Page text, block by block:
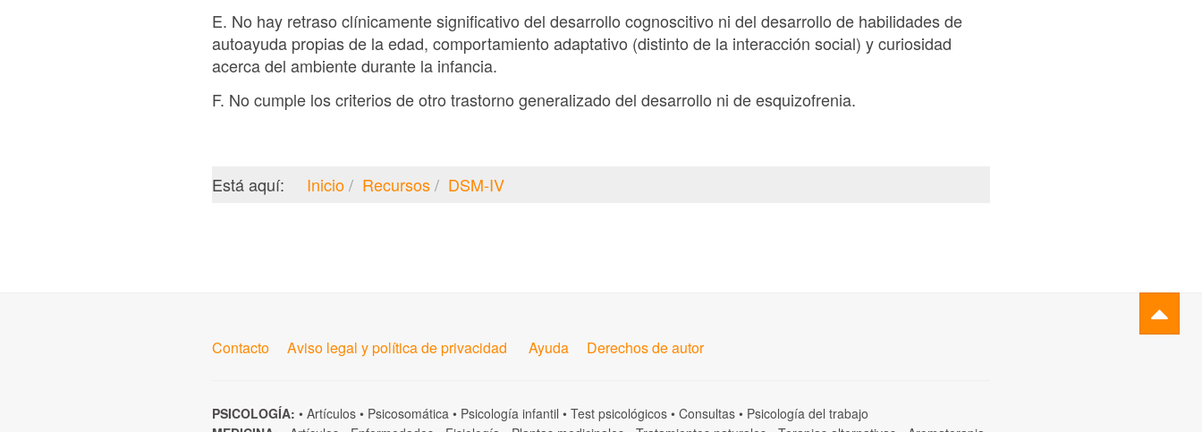
E. No hay retraso clínicamente significativo del desarrollo cognoscitivo ni del desarrollo de habilidades de
autoayuda propias de la edad, comportamiento adaptativo (distinto de la interacción social) y curiosidad
acerca del ambiente durante la infancia.
F. No cumple los criterios de otro trastorno generalizado del desarrollo ni de esquizofrenia.
Está aquí: Inicio Recursos DSM-IV
Contacto Aviso legal y política de privacidad Ayuda Derechos de autor
PSICOLOGÍA: • Artículos • Psicosomática • Psicología infantil • Test psicológicos • Consultas • Psicología del trabajo